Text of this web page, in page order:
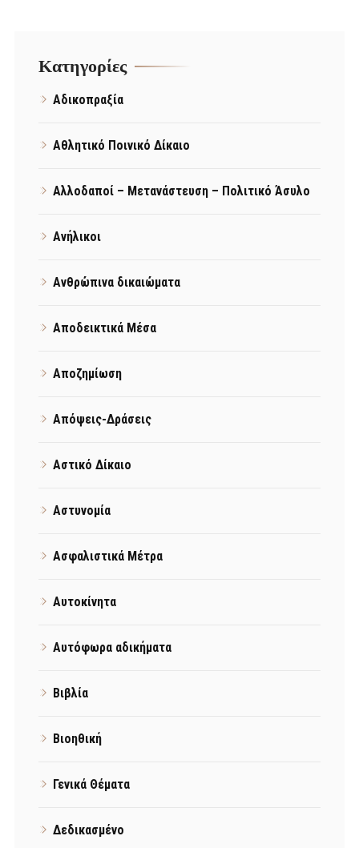
Kατηγορίες
Αδικοπραξία
Αθλητικό Ποινικό Δίκαιο
Αλλοδαποί – Μετανάστευση – Πολιτικό Άσυλο
Ανήλικοι
Ανθρώπινα δικαιώματα
Αποδεικτικά Μέσα
Αποζημίωση
Απόψεις-Δράσεις
Αστικό Δίκαιο
Αστυνομία
Ασφαλιστικά Μέτρα
Αυτοκίνητα
Αυτόφωρα αδικήματα
Βιβλία
Βιοηθική
Γενικά Θέματα
Δεδικασμένο